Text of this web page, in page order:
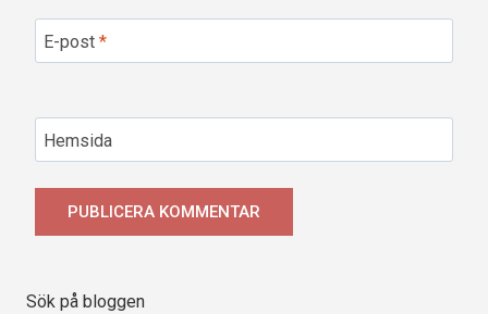
E-post *
Hemsida
Sök på bloggen